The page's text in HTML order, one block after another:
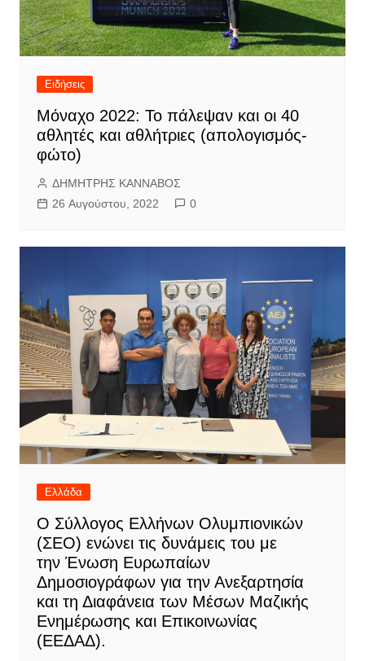
Ειδήσεις
Μόναχο 2022: Το πάλεψαν και οι 40
αθλητές και αθλήτριες (απολογισμός-
φώτο)
ΔΗΜΗΤΡΗΣ ΚΑΝΝΑΒΟΣ
26 Αυγούστου, 2022
0
Ελλάδα
Ο Σύλλογος Ελλήνων Ολυμπιονικών
(ΣΕΟ) ενώνει τις δυνάμεις του με
την Ένωση Ευρωπαίων
Δημοσιογράφων για την Ανεξαρτησία
και τη Διαφάνεια των Μέσων Μαζικής
Ενημέρωσης και Επικοινωνίας
(ΕΕΔΑΔ).